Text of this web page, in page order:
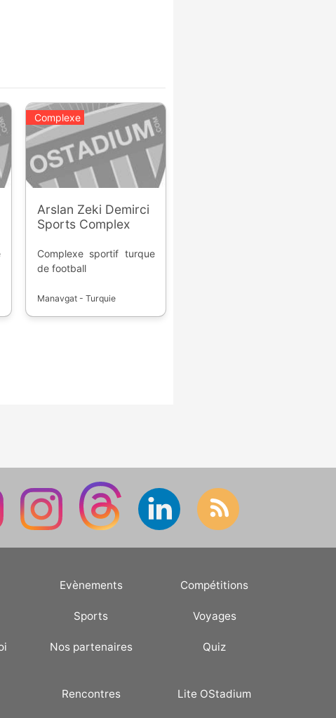
Complexe
Arslan Zeki Demirci
Sports Complex
Complexe sportif turque
de football
Manavgat - Turquie
Evènements Compétitions
Sports Voyages
Nos partenaires Quiz
Rencontres Lite OStadium